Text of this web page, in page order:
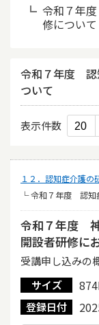
令和７年
修について
令和７年度 認
ついて
表示件数
１２．認知症介護の
└ 令和７年度 認知
令和７年度
開設者研修に
受講申し込みの
サイズ
登録日付